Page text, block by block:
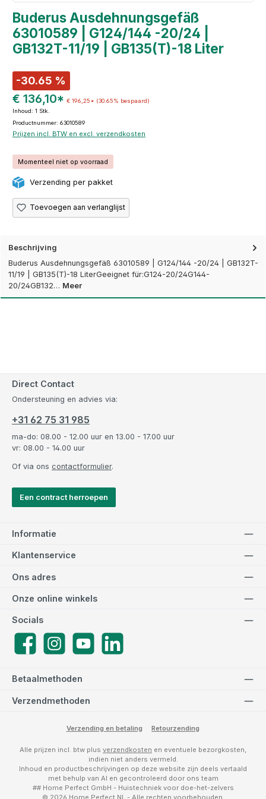
Buderus Ausdehnungsgefäß
63010589 | G124/144 -20/24 |
GB132T-11/19 | GB135(T)-18 Liter
-30.65 %
€ 136,10* € 196,25* (30.65% bespaard)
Inhoud: 1 Stk.
Productnummer: 63010589
Prijzen incl. BTW en excl. verzendkosten
Momenteel niet op voorraad
Verzending per pakket
Toevoegen aan verlanglijst
Beschrijving
Buderus Ausdehnungsgefäß 63010589 | G124/144 -20/24 | GB132T-
11/19 | GB135(T)-18 LiterGeeignet für:G124-20/24G144-
20/24GB132… Meer
Direct Contact
Ondersteuning en advies via:
+31 62 75 31 985
ma-do: 08.00 - 12.00 uur en 13.00 - 17.00 uur
vr: 08.00 - 14.00 uur
Of via ons contactformulier.
Een contract herroepen
Informatie
Klantenservice
Betaalmethoden
Verzendmethoden
Ons adres
Socials
FacebookInstagramYouTube
Onze online winkels
Verzending en betaling Retourzending
Alle prijzen incl. btw plus verzendkosten en eventuele bezorgkosten,
indien niet anders vermeld.
Inhoud en productbeschrijvingen op deze website zijn deels vertaald
met behulp van AI en gecontroleerd door ons team
## Home Perfect GmbH - Huistechniek voor doe-het-zelvers
© 2026 Home Perfect NL - Alle rechten voorbehouden.